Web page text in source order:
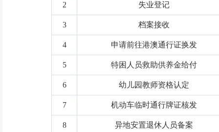
2 失业登记
3 档案接收
4 申请前往港澳通行证换发
5 特困人员救助供养金给付
6 幼儿园教师资格认定
7 机动车临时通行牌证核发
8 异地安置退休人员备案